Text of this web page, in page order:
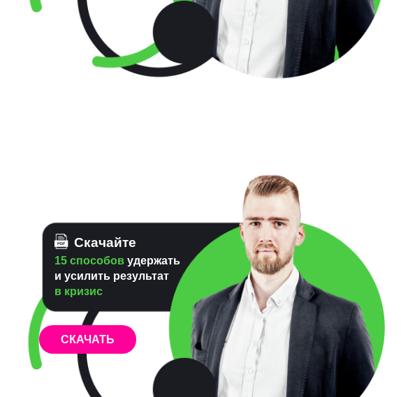
15 способов
и усилить результат
в кризис
Скачайте
Чек-лист«Критерии
для кандидатов
на позицию менеджера
по продажам»